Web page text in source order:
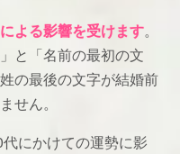
よる影響を受けます。
と「名前の最初の文
の最後の文字が結婚前
せん。
にかけての運勢に影